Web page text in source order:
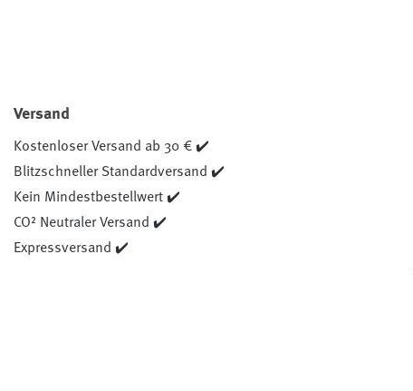
Versand
Kostenloser Versand ab 30 € ✔️
Blitzschneller Standardversand ✔️
Kein Mindestbestellwert ✔️
CO² Neutraler Versand ✔️
Expressversand ✔️